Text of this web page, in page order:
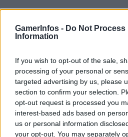
GamerInfos - Do Not Process
Information
If you wish to opt-out of the sale,
processing of your personal or
targeted advertising by us, please
section to confirm your selection.
opt-out request is processed you
interest-based ads based on
us or personal information
your opt-out. You may separately
Jetzt herunterladen
sichern
eigenen Bibliothek hinzugefügt
Plus-Abo aktiv bleibt, sind die Titel
TAGS PlayStation Plus